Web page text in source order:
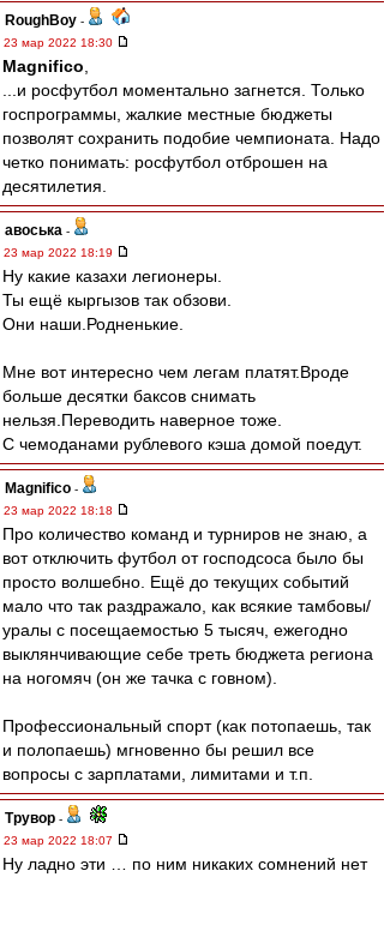
RoughBoy -
23 мар 2022 18:30
Magnifico
...и росфутбол моментально загнется. Только
госпрограммы, жалкие местные бюджеты
позволят сохранить подобие чемпионата. Надо
четко понимать: росфутбол отброшен на
десятилетия.
авоська -
23 мар 2022 18:19
Ну какие казахи легионеры.
Ты ещё кыргызов так обзови.
Они наши.Родненькие.
Мне вот интересно чем легам платят.Вроде
больше десятки баксов снимать
нельзя.Переводить наверное тоже.
С чемоданами рублевого кэша домой поедут.
Magnifico -
23 мар 2022 18:18
Про количество команд и турниров не знаю, а
вот отключить футбол от господсоса было бы
просто волшебно. Ещё до текущих событий
мало что так раздражало, как всякие тамбовы/
уралы с посещаемостью 5 тысяч, ежегодно
выклянчивающие себе треть бюджета региона
на ногомяч (он же тачка с говном).
Профессиональный спорт (как потопаешь, так
и полопаешь) мгновенно бы решил все
вопросы с зарплатами, лимитами и т.п.
Трувор -
23 мар 2022 18:07
Ну ладно эти … по ним никаких сомнений нет